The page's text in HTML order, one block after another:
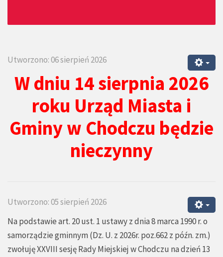
Utworzono: 06 sierpień 2026
W dniu 14 sierpnia 2026
roku Urząd Miasta i
Gminy w Chodczu będzie
nieczynny
Utworzono: 05 sierpień 2026
Na podstawie art. 20 ust. 1 ustawy z dnia 8 marca 1990 r. o
samorządzie gminnym (Dz. U. z 2026r. poz.662 z późn. zm.)
zwołuję XXVIII sesję Rady Miejskiej w Chodczu na dzień 13